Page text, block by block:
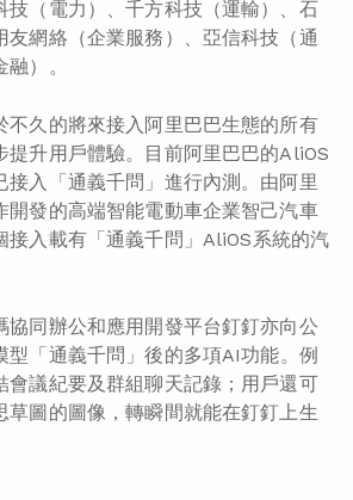
技（電力）、千方科技（運輸）、石
友網絡（企業服務）、亞信科技（通
）。
不久的將來接入阿里巴巴生態的所有
提升用戶體驗。目前阿里巴巴的AliOS
接入「通義千問」進行內測。由阿里
開發的高端智能電動車企業智己汽車
接入載有「通義千問」AliOS系統的汽
協同辦公和應用開發平台釘釘亦向公
型「通義千問」後的多項AI功能。例
會議紀要及群組聊天記錄；用戶還可
草圖的圖像，轉瞬間就能在釘釘上生